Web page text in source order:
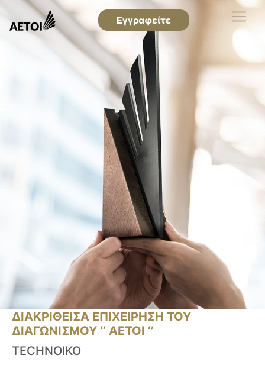
Εγγραφείτε
ΔΙΑΚΡΙΘΕΙΣΑ ΕΠΙΧΕΙΡΗΣΗ ΤΟΥ
ΔΙΑΓΩΝΙΣΜΟΥ ‘’ ΑΕΤΟΙ ‘’
TECHNOIKO